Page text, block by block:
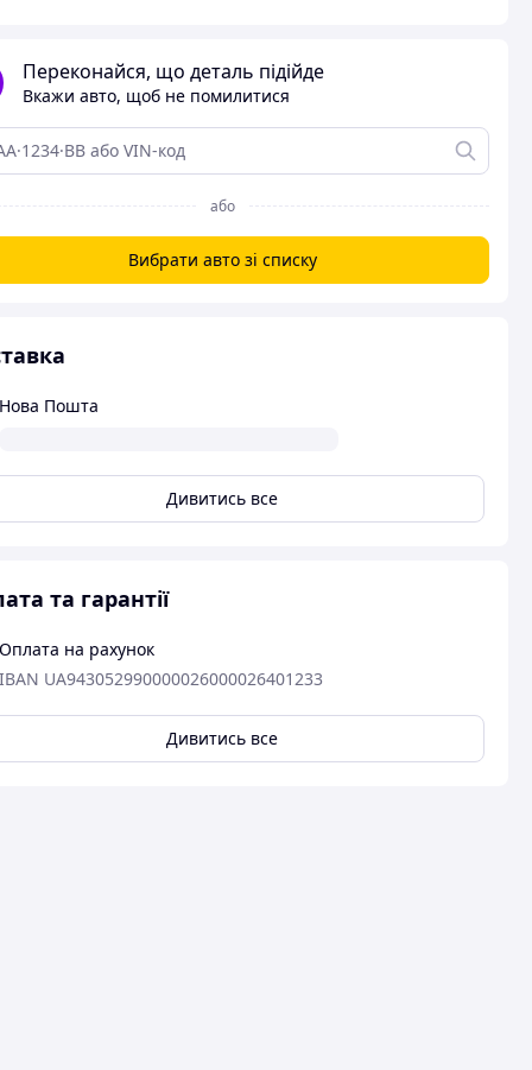
Переконайся, що деталь підійде
Вкажи авто, щоб не помилитися
або
Вибрати авто зі списку
Пошта
Дивитись все
та гарантії
на рахунок
UA943052990000026000026401233
Дивитись все